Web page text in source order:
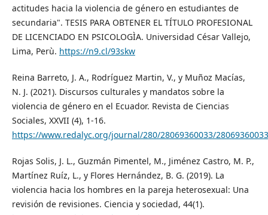
actitudes hacia la violencia de género en estudiantes de
secundaria". TESIS PARA OBTENER EL TÍTULO PROFESIONAL
DE LICENCIADO EN PSICOLOGÌA. Universidad César Vallejo,
Lima, Perù. https://n9.cl/93skw
Reina Barreto, J. A., Rodríguez Martin, V., y Muñoz Macías,
N. J. (2021). Discursos culturales y mandatos sobre la
violencia de género en el Ecuador. Revista de Ciencias
Sociales, XXVII (4), 1-16.
https://www.redalyc.org/journal/280/28069360033/28069360033
Rojas Solis, J. L., Guzmán Pimentel, M., Jiménez Castro, M. P.,
Martínez Ruíz, L., y Flores Hernández, B. G. (2019). La
violencia hacia los hombres en la pareja heterosexual: Una
revisión de revisiones. Ciencia y sociedad, 44(1).